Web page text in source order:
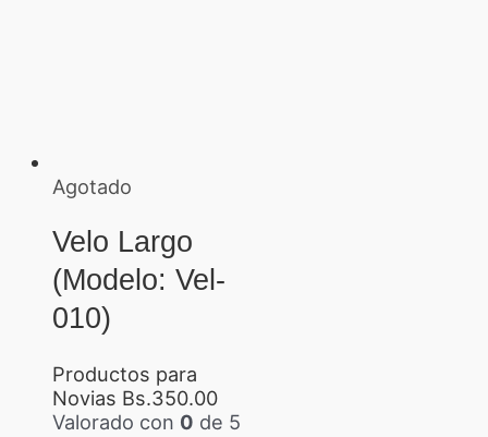
Agotado
Velo Largo
(Modelo: Vel-
010)
Productos para
Novias Bs.350.00
Valorado con 0 de 5